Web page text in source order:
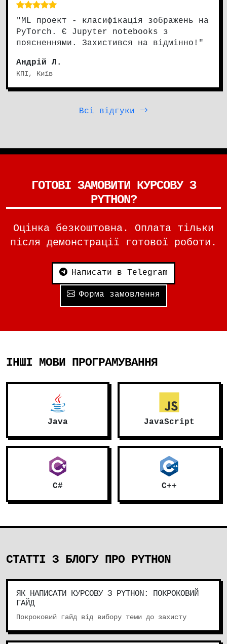
"ML проект - класифікація зображень на
PyTorch. Є Jupyter notebooks з
поясненнями. Захистився на відмінно!"
Андрій Л.
КПІ, Київ
Всі відгуки
ГОТОВІ ЗАМОВИТИ КУРСОВУ З
PYTHON?
Оцінка безкоштовна. Оплата тільки
після демонстрації готової роботи.
Написати в Telegram
Форма замовлення
ІНШІ МОВИ ПРОГРАМУВАННЯ
Java JavaScript
C# C++
СТАТТІ З БЛОГУ ПРО PYTHON
ЯК НАПИСАТИ КУРСОВУ З PYTHON: ПОКРОКОВИЙ
ГАЙД
Покроковий гайд від вибору теми до захисту